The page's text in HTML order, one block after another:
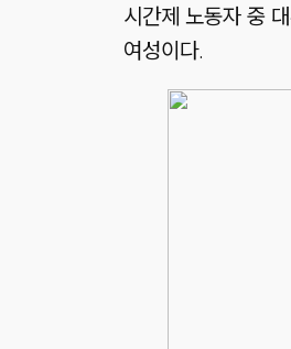
시간제 노동자 중
여성이다.